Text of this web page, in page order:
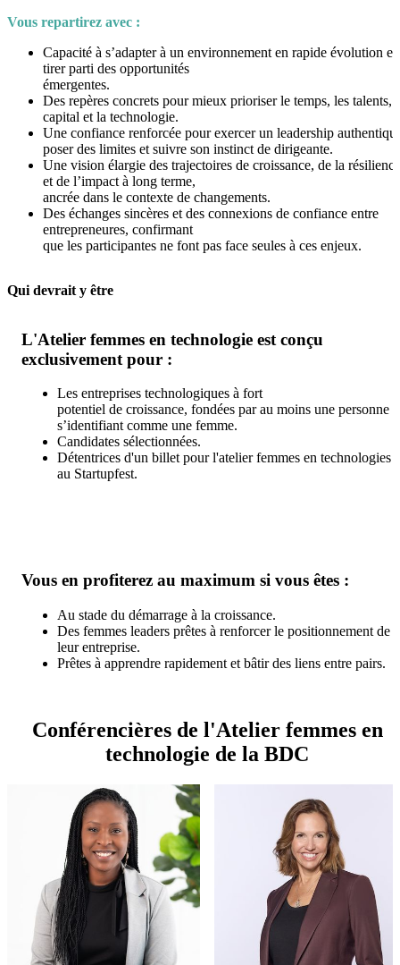
Vous repartirez avec :
Capacité à s’adapter à un environnement en rapide évolution et
tirer parti des opportunités
émergentes.
Des repères concrets pour mieux prioriser le temps, les talents,
capital et la technologie.
Une confiance renforcée pour exercer un leadership
poser des limites et suivre son instinct de dirigeante.
Une vision élargie des trajectoires de croissance, de la résilience
et de l’impact à long terme,
ancrée dans le contexte de changements.
Des échanges sincères et des connexions de confiance entre
entrepreneures, confirmant
que les participantes ne font pas face seules à ces enjeux.
Qui devrait y être
L'Atelier femmes en technologie est conçu
exclusivement pour :
Les entreprises technologiques à fort
potentiel de croissance, fondées par au moins une personne
s’identifiant comme une femme.
Candidates sélectionnées.
Détentrices d'un billet pour l'atelier femmes en technologies
au Startupfest.
Vous en profiterez au maximum si vous êtes :
Au stade du démarrage à la croissance.
Des femmes leaders prêtes à renforcer le positionnement de
leur entreprise.
Prêtes à apprendre rapidement et bâtir des liens entre pairs.
Conférencières de l'Atelier femmes en
technologie de la BDC